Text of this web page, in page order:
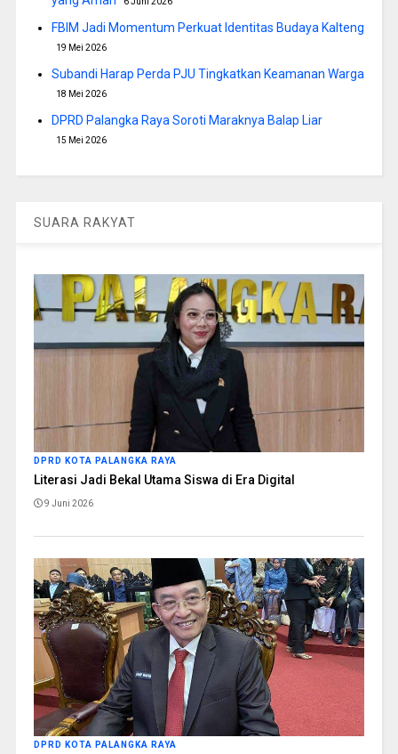
FBIM Jadi Momentum Perkuat Identitas Budaya Kalteng
19 Mei 2026
Subandi Harap Perda PJU Tingkatkan Keamanan Warga
18 Mei 2026
DPRD Palangka Raya Soroti Maraknya Balap Liar
15 Mei 2026
SUARA RAKYAT
DPRD KOTA PALANGKA RAYA
Literasi Jadi Bekal Utama Siswa di Era Digital
9 Juni 2026
DPRD KOTA PALANGKA RAYA